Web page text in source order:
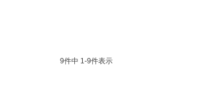
9件中 1-9件表示